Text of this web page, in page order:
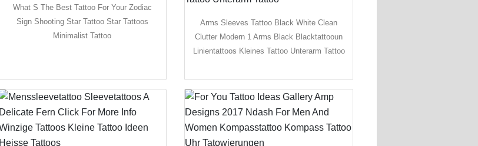
What S The Best Tattoo For Your Zodiac
Sign Shooting Star Tattoo Star Tattoos
Minimalist Tattoo
Arms Sleeves Tattoo Black White Clean
Clutter Modern 1 Arms Black Blacktattooun
Linientattoos Kleines Tattoo Unterarm Tattoo